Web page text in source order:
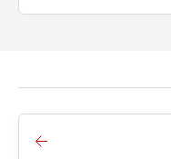
一の救済です。
より必要な認可等